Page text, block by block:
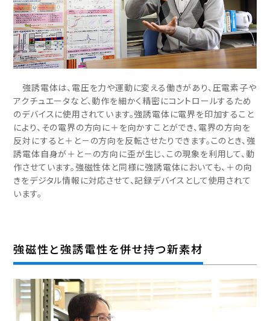
強誘電体は、電圧を力や運動に変える働きがあり、圧電素子や
アクチュエータなど、動作を細かく精密にコントロールするため
のデバイスに使用されています。強誘電体に電界を印加すること
により、その電界の方向に＋を向かすことができ、電界の方向を
反対にすると＋と－の方向を反転させたりできます。このとき、強
誘電体自身が＋と－の方向に歪が生じ、この現象を利用して、動
作させています。強磁性体と同様に強誘電体においても、＋の向
きをデジタル情報に対応させて、記録デバイスとして使用されて
います。
強磁性と強誘電性を併せ持つ新素材